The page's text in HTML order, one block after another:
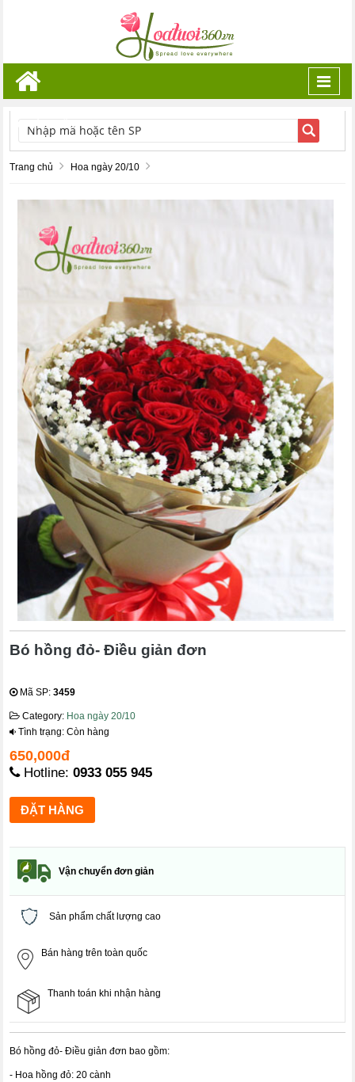
TÌM KIẾM
Trang chủ Hoa ngày 20/10
Bó hồng đỏ- Điều giản đơn
Mã SP:3459
Category: Hoa ngày 20/10
Tình trạng: Còn hàng
650,000đ
Hotline:0933 055 945
Vận chuyển đơn giản
Sản phẩm chất lượng cao
Bán hàng trên toàn quốc
Thanh toán khi nhận hàng
Bó hồng đỏ- Điều giản đơn bao gồm:
- Hoa hồng đỏ: 20 cành